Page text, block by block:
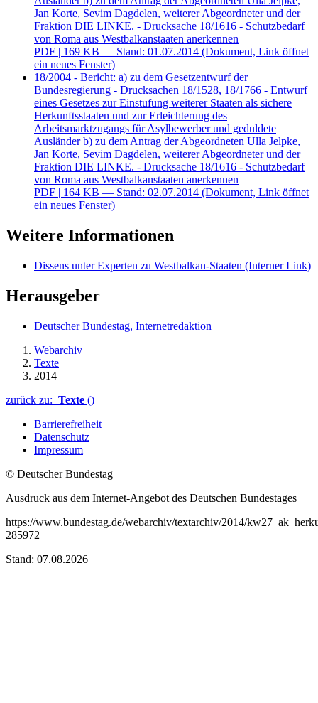
Jan Korte, Sevim Dagdelen, weiterer Abgeordneter und der
Fraktion DIE LINKE. - Drucksache 18/1616 - Schutzbedarf
von Roma aus Westbalkanstaaten anerkennen
PDF | 169 KB — Stand: 01.07.2014 (Dokument, Link öffnet
ein neues Fenster)
18/2004 - Bericht: a) zu dem Gesetzentwurf der
Bundesregierung - Drucksachen 18/1528, 18/1766 - Entwurf
eines Gesetzes zur Einstufung weiterer Staaten als sichere
Herkunftsstaaten und zur Erleichterung des
Arbeitsmarktzugangs für Asylbewerber und geduldete
Ausländer b) zu dem Antrag der Abgeordneten Ulla Jelpke,
Jan Korte, Sevim Dagdelen, weiterer Abgeordneter und der
Fraktion DIE LINKE. - Drucksache 18/1616 - Schutzbedarf
von Roma aus Westbalkanstaaten anerkennen
PDF | 164 KB — Stand: 02.07.2014 (Dokument, Link öffnet
ein neues Fenster)
Weitere Informationen
Dissens unter Experten zu Westbalkan-Staaten (Interner Link)
Herausgeber
Deutscher Bundestag, Internetredaktion
Webarchiv
Texte
2014
zurück zu: Texte ()
Barrierefreiheit
Datenschutz
Impressum
© Deutscher Bundestag
Ausdruck aus dem Internet-Angebot des Deutschen Bundestages
https://www.bundestag.de/webarchiv/textarchiv/2014/
285972
Stand: 07.08.2026